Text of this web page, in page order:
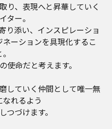
り、表現へと昇華していく
ター。
り添い、インスピレーショ
ーションを具現化するこ
使命だと考えます。
していく仲間として唯一無
れるよう
つづけます。